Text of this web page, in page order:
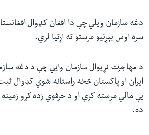
دغه سازمان ویلي چې دا افغان کډوال
سره اوس بېړنیو مرستو ته اړتیا لري.
د مهاجرت نړیوال سازمان وايي چې د دغه
ایران او پاکستان څخه راستانه شوي کډوال
یې مالي مرسته کړې او د حرفوي زده کړو زمینه
ده.